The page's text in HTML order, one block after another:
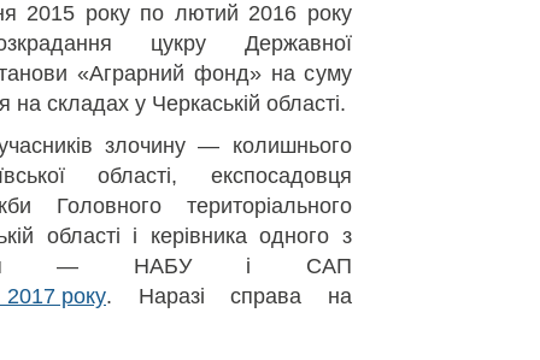
2015 року по лютий 2016 року
цукру Державної
«Аграрний фонд» на суму
на складах у Черкаській області.
злочину — колишнього
області, експосадовця
Головного територіального
області і керівника одного з
— НАБУ і САП
2017 року. Наразі справа на